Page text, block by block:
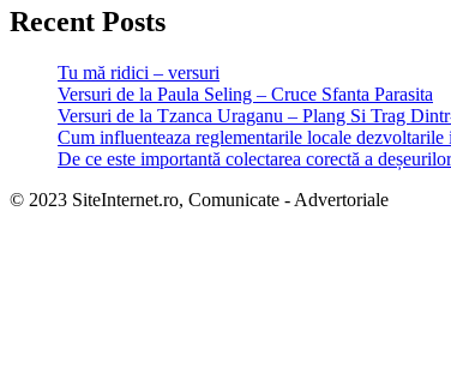
Recent Posts
Tu mă ridici – versuri
Versuri de la Paula Seling – Cruce Sfanta Parasita
Versuri de la Tzanca Uraganu – Plang Si Trag
Cum influenteaza reglementarile locale
De ce este importantă colectarea corectă a
© 2023 SiteInternet.ro, Comunicate - Advertoriale